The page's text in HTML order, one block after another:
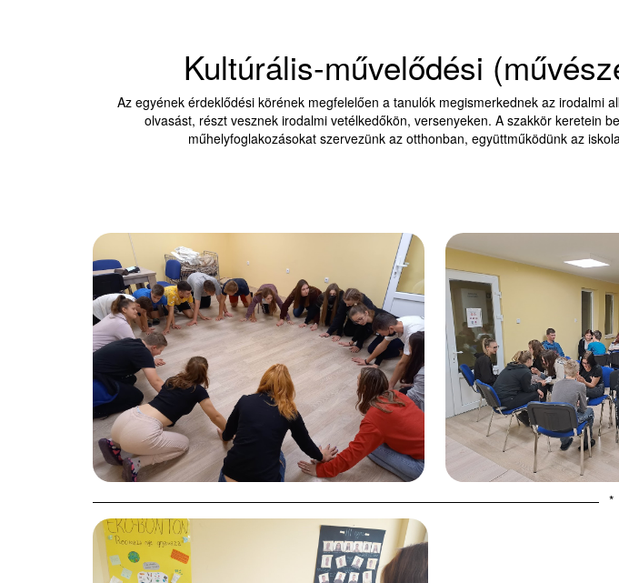
Kultúrális-művelődési
Az egyének érdeklődési körének megfelelően a tanulók megismerkednek az irodalmi
olvasást, részt vesznek irodalmi vetélkedőkön, versenyeken. A szakkör keretein
műhelyfoglakozásokat szervezünk az otthonban, együttműködünk az
*